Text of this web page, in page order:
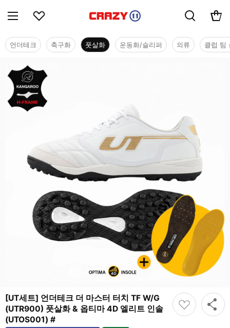
언더테크 축구화 풋살화 운동화/슬리퍼 의류 클럽 팀
[UT세트] 언더테크 더 마스터 터치 TF W/G
(UTR900) 풋살화 & 옵티마 4D 엘리트 인솔
(UTOS001) #